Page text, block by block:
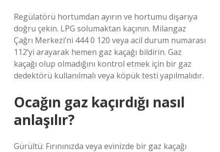
Regülatörü hortumdan ayırın ve hortumu dışarıya
doğru çekin. LPG solumaktan kaçının. Milangaz
Çağrı Merkezi’ni 444 0 120 veya acil durum numarası
112’yi arayarak hemen gaz kaçağı bildirin. Gaz
kaçağı olup olmadığını kontrol etmek için bir gaz
dedektörü kullanılmalı veya köpük testi yapılmalıdır.
Ocağın gaz kaçırdığı nasıl
anlaşılır?
Gürültü: Fırınınızda veya evinizde bir gaz kaçağı